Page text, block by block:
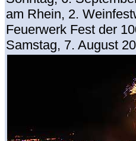
am Rhein, 2.
Feuerwerk Fest der
Samstag, 7. August